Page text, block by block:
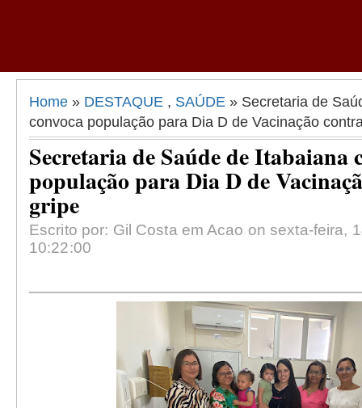
Home » DESTAQUE , SAÚDE » Secretaria de
convoca população para Dia D de Vacinação
Secretaria de Saúde de Itabaiana
população para Dia D de
gripe
Escrito por: Gil Costa em Acao on sexta-feira,
10:22:00